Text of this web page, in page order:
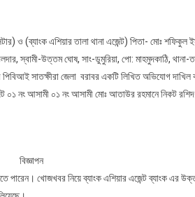
ও (ব্যাংক এশিয়ার তালা থানা এজেন্ট) পিতা- মোঃ শফিকুল
স্বামী-উত্তম ঘোষ, সাং-ডুমুরিয়া, পো: মাহমুদকাঠি, থানা-
সাতক্ষীরা জেলা বরাবর একটি লিখিত অভিযোগ
০১ নং আসামী ০১ নং আসামী মোঃ আতাউর রহমানে নিকট
বিজ্ঞাপন
পারেন। খোজখবর নিয়ে ব্যাংক এশিয়ার এজেন্ট ব্যাংক এর